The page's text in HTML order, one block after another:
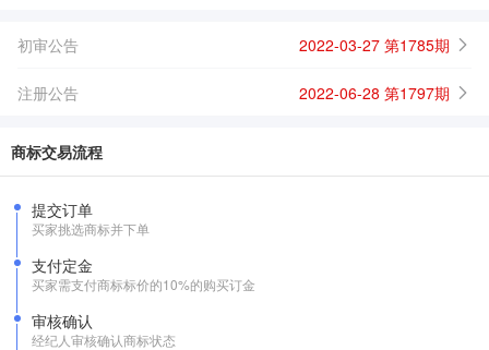
初审公告 2022-03-27 第1785期
注册公告 2022-06-28 第1797期
商标交易流程
提交订单
买家挑选商标并下单
支付定金
买家需支付商标标价的10%的购买订金
审核确认
经纪人审核确认商标状态